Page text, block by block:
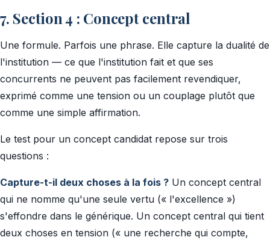
7. Section 4 : Concept central
Une formule. Parfois une phrase. Elle capture la dualité de
l'institution — ce que l'institution fait et que ses
concurrents ne peuvent pas facilement revendiquer,
exprimé comme une tension ou un couplage plutôt que
comme une simple affirmation.
Le test pour un concept candidat repose sur trois
questions :
Capture-t-il deux choses à la fois ? Un concept central
qui ne nomme qu'une seule vertu (« l'excellence »)
s'effondre dans le générique. Un concept central qui tient
deux choses en tension (« une recherche qui compte,